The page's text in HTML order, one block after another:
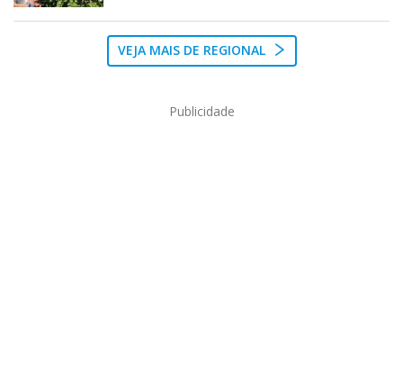
VEJA MAIS DE REGIONAL
Publicidade